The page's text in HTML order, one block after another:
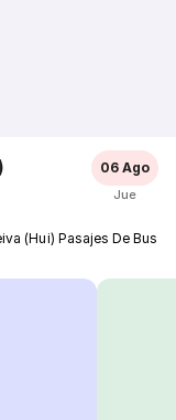
06 Ago
Jue
(Hui) Pasajes De Bus